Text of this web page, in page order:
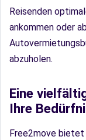
Reisenden
ankommen oder
abzuholen.
Eine
Ihre
Free2move bietet